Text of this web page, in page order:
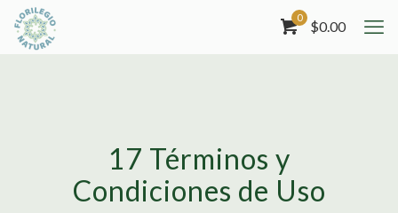
0
$0.00
17 Términos y
Condiciones de Uso